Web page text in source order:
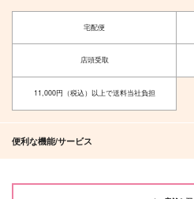
宅配便
店頭受取
11,000円（税込）以上で送料当社負担
便利な機能/サービス